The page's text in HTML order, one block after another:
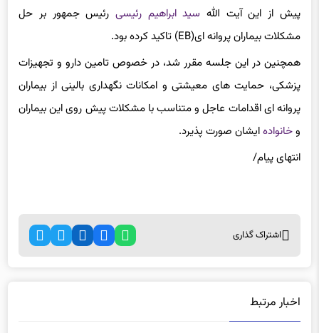
پیش از این آیت الله سید ابراهیم رئیسی رئیس جمهور بر حل
مشکلات بیماران پروانه ای(EB) تاکید کرده بود.
همچنین در این جلسه مقرر شد، در خصوص تامین دارو و تجهیزات
پزشکی، حمایت های معیشتی و امکانات نگهداری بالینی از بیماران
پروانه ای اقدامات عاجل و متناسب با مشکلات پیش روی این بیماران
وخانوادهایشان صورت پذیرد.
انتهای پیام/
اشتراک گذاری
اخبار مرتبط